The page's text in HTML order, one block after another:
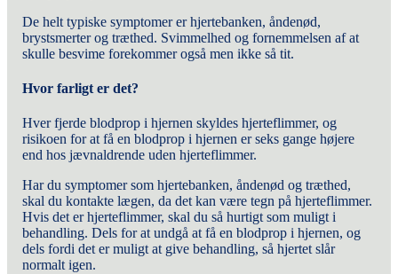
De helt typiske symptomer er hjertebanken, åndenød,
brystsmerter og træthed. Svimmelhed og fornemmelsen af at
skulle besvime forekommer også men ikke så tit.
Hvor farligt er det?
Hver fjerde blodprop i hjernen skyldes hjerteflimmer, og
risikoen for at få en blodprop i hjernen er seks gange højere
end hos jævnaldrende uden hjerteflimmer.
Har du symptomer som hjertebanken, åndenød og træthed,
skal du kontakte lægen, da det kan være tegn på hjerteflimmer.
Hvis det er hjerteflimmer, skal du så hurtigt som muligt i
behandling. Dels for at undgå at få en blodprop i hjernen, og
dels fordi det er muligt at give behandling, så hjertet slår
normalt igen.